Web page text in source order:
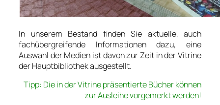
In unserem Bestand finden Sie aktuelle, auch
fachübergreifende Informationen dazu, eine
Auswahl der Medien ist davon zur Zeit in der Vitrine
der Hauptbibliothek ausgestellt.
Tipp: Die in der Vitrine präsentierte Bücher können
zur Ausleihe vorgemerkt werden!